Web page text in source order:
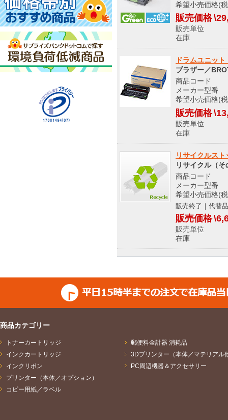
希望小売価格(
販売価格
販売単
在庫
ドラムユニッ
ブラザー／
商品コー
メーカー型
希望小売価格(
販売価格
販売単
在庫
リサイクルス
リサイクル（そ
商品コード
メーカー型
希望小売価格(
販売終了｜代替
販売価格
販売単
在庫
商品カテゴリー
トナーカートリッジ
インクカートリッジ
インクリボン
プリンター（本体／オプション）
コピー用紙／ラベル
郵便料金計器 消耗品
3Dプリンター（本体／マテリアル
PC周辺機器＆アクセサリー